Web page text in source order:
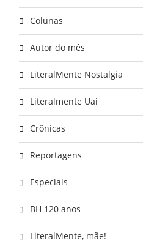
Colunas
Autor do mês
LiteralMente Nostalgia
Literalmente Uai
Crônicas
Reportagens
Especiais
BH 120 anos
LiteralMente, mãe!